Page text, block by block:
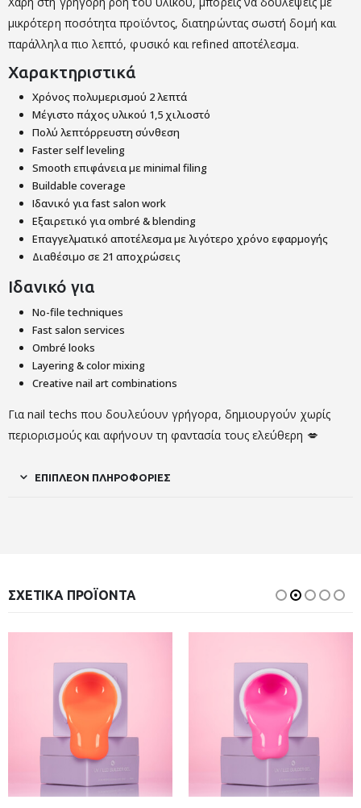
μικρότερη ποσότητα προϊόντος, διατηρώντας σωστή δομή και
παράλληλα πιο λεπτό, φυσικό και refined αποτέλεσμα.
Χαρακτηριστικά
Χρόνος πολυμερισμού 2 λεπτά
Μέγιστο πάχος υλικού 1,5 χιλιοστό
Πολύ λεπτόρρευστη σύνθεση
Faster self leveling
Smooth επιφάνεια με minimal filing
Buildable coverage
Ιδανικό για fast salon work
Εξαιρετικό για ombré & blending
Επαγγελματικό αποτέλεσμα με λιγότερο χρόνο εφαρμογής
Διαθέσιμο σε 21 αποχρώσεις
Ιδανικό για
No-file techniques
Fast salon services
Ombré looks
Layering & color mixing
Creative nail art combinations
Για nail techs που δουλεύουν γρήγορα, δημιουργούν χωρίς
περιορισμούς και αφήνουν τη φαντασία τους ελεύθερη 💋
ΕΠΙΠΛΈΟΝ ΠΛΗΡΟΦΟΡΊΕΣ
ΣΧΕΤΙΚΆ ΠΡΟΪΌΝΤΑ